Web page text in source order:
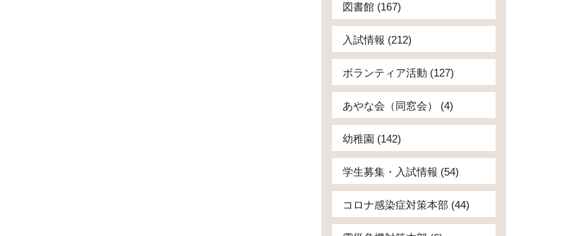
図書館 (167)
入試情報 (212)
ボランティア活動 (127)
あやな会（同窓会） (4)
幼稚園 (142)
学生募集・入試情報 (54)
コロナ感染症対策本部 (44)